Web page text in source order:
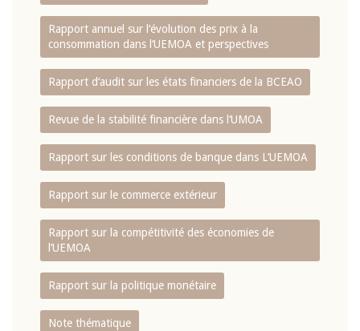
Rapport annuel sur l‘évolution des prix à la
consommation dans l‘UEMOA et perspectives
Rapport d‘audit sur les états financiers de la BCEAO
Revue de la stabilité financière dans l‘UMOA
Rapport sur les conditions de banque dans L‘UEMOA
Rapport sur le commerce extérieur
Rapport sur la compétitivité des économies de
l‘UEMOA
Rapport sur la politique monétaire
Note thématique